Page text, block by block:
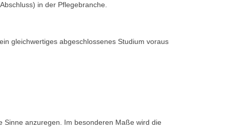
in der Pflegebranche.
gleichwertiges abgeschlossenes Studium voraus
Sinne anzuregen. Im besonderen Maße wird die